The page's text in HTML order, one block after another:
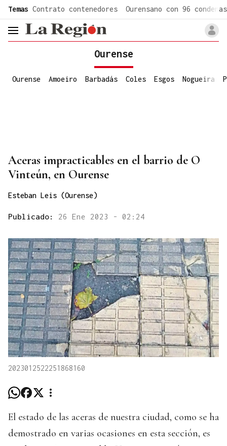
Temas Contrato contenedores Ourensano con 96 condenas
header.menu.open
Ourense
Ourense Amoeiro Barbadás Coles Esgos Nogueira
Aceras impracticables en el barrio de O
Vinteún, en Ourense
Esteban Leis (Ourense)
Publicado: 26 Ene 2023 - 02:24
2023012522251868160
El estado de las aceras de nuestra ciudad, como se ha
demostrado en varias ocasiones en esta sección, es